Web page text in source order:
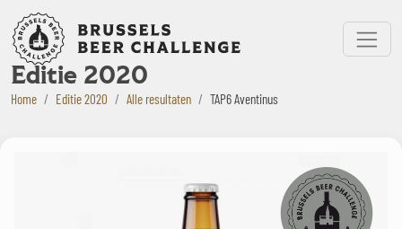
Bruxelles Beer Challenge
Menu
Editie 2020
Home Editie 2020 Alle resultaten TAP6 Aventinus